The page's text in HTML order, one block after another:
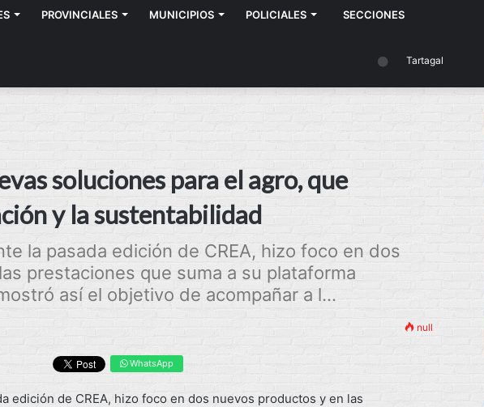
PROVINCIALES MUNICIPIOS POLICIALES SECCIONES
Tartagal
soluciones para el agro, que
y la sustentabilidad
la pasada edición de CREA, hizo foco en dos
prestaciones que suma a su plataforma
así el objetivo de acompañar a l...
null
WhatsApp
edición de CREA, hizo foco en dos nuevos productos y en las